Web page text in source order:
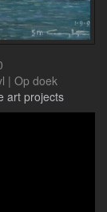
| Op doek
art projects